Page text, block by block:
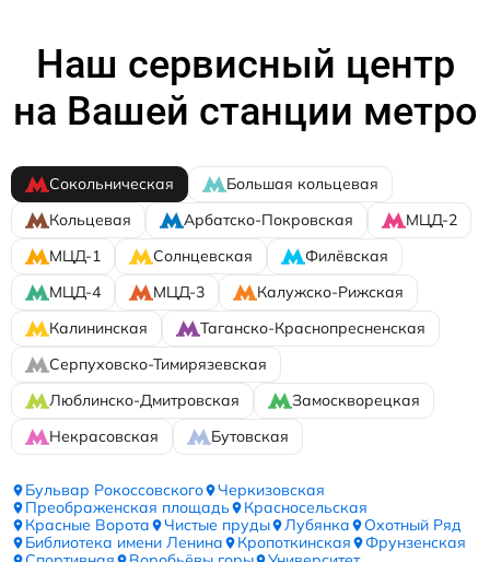
Наш сервисный центр
на Вашей станции метро
Сокольническая
Большая кольцевая
Кольцевая
Арбатско-Покровская
МЦД-2
МЦД-1
Солнцевская
Филёвская
МЦД-4
МЦД-3
Калужско-Рижская
Калининская
Таганско-Краснопресненская
Серпуховско-Тимирязевская
Люблинско-Дмитровская
Замоскворецкая
Некрасовская
Бутовская
Бульвар Рокоссовского
Черкизовская
Преображенская площадь
Красносельская
Красные Ворота
Чистые пруды Лубянка
Охотный Ряд
Библиотека имени Ленина
Кропоткинская
Фрунзенская